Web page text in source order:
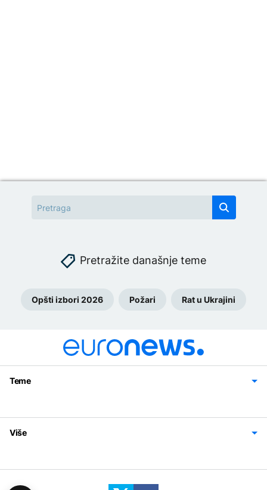
Pretražite današnje teme
Opšti izbori 2026 Požari Rat u Ukrajini
Teme
Svijet
Sport
Magazin
Više
Politika privatnosti
Uslovi korišćenja